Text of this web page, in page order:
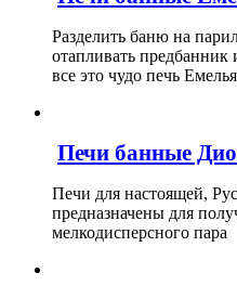
Разделить баню на
отапливать предбанник
все это чудо печь
Печи банные
Печи для настоящей,
предназначены для
мелкодисперсного пара